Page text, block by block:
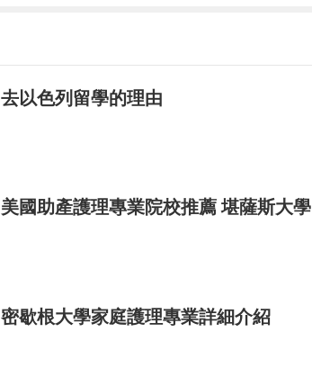
去以色列留學的理由
美國助產護理專業院校推薦 堪薩斯大學
密歇根大學家庭護理專業詳細介紹